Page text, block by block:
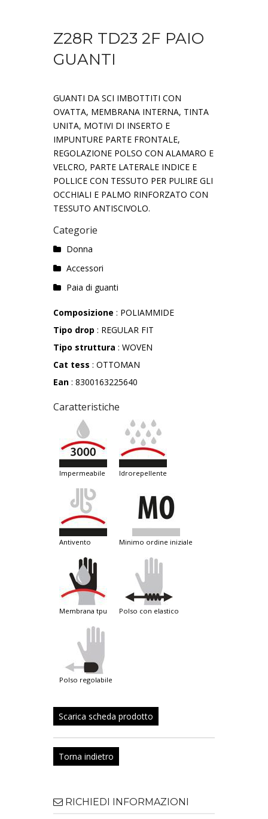
Z28R TD23 2F PAIO
GUANTI
GUANTI DA SCI IMBOTTITI CON
OVATTA, MEMBRANA INTERNA, TINTA
UNITA, MOTIVI DI INSERTO E
IMPUNTURE PARTE FRONTALE,
REGOLAZIONE POLSO CON ALAMARO E
VELCRO, PARTE LATERALE INDICE E
POLLICE CON TESSUTO PER PULIRE GLI
OCCHIALI E PALMO RINFORZATO CON
TESSUTO ANTISCIVOLO.
Categorie
Donna
Accessori
Paia di guanti
Composizione : POLIAMMIDE
Tipo drop : REGULAR FIT
Tipo struttura : WOVEN
Cat tess : OTTOMAN
Ean : 8300163225640
Caratteristiche
impermeabile idrorepellente
antivento minimo ordine iniziale
membrana tpu polso con elastico
polso regolabile
Scarica scheda prodotto
Torna indietro
RICHIEDI INFORMAZIONI